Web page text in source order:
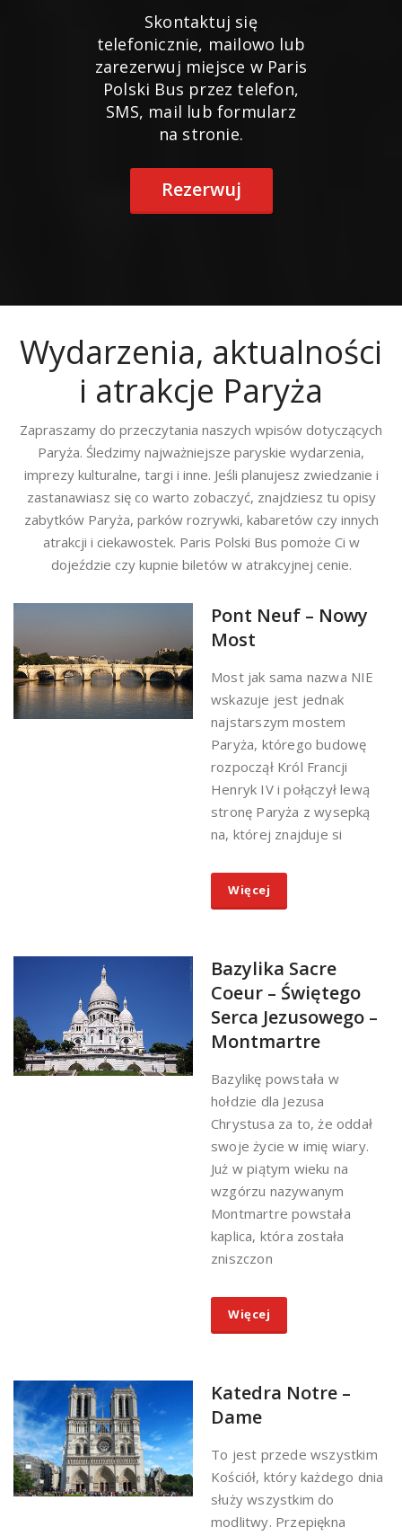
Skontaktuj się
telefonicznie, mailowo lub
zarezerwuj miejsce w Paris
Polski Bus przez telefon,
SMS, mail lub formularz
na stronie.
Rezerwuj
Wydarzenia, aktualności
i atrakcje Paryża
Zapraszamy do przeczytania naszych wpisów dotyczących
Paryża. Śledzimy najważniejsze paryskie wydarzenia,
imprezy kulturalne, targi i inne. Jeśli planujesz zwiedzanie i
zastanawiasz się co warto zobaczyć, znajdziesz tu opisy
zabytków Paryża, parków rozrywki, kabaretów czy innych
atrakcji i ciekawostek. Paris Polski Bus pomoże Ci w
dojeździe czy kupnie biletów w atrakcyjnej cenie.
Pont Neuf – Nowy
Most
Most jak sama nazwa NIE
wskazuje jest jednak
najstarszym mostem
Paryża, którego budowę
rozpoczął Król Francji
Henryk IV i połączył lewą
stronę Paryża z wysepką
na, której znajduje si
Więcej
Bazylika Sacre
Coeur – Świętego
Serca Jezusowego –
Montmartre
Bazylikę powstała w
hołdzie dla Jezusa
Chrystusa za to, że oddał
swoje życie w imię wiary.
Już w piątym wieku na
wzgórzu nazywanym
Montmartre powstała
kaplica, która została
zniszczon
Więcej
Katedra Notre –
Dame
To jest przede wszystkim
Kościół, który każdego dnia
służy wszystkim do
modlitwy. Przepiękna